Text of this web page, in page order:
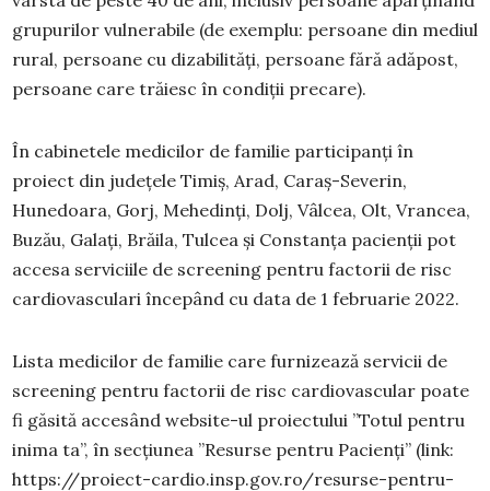
grupurilor vulnerabile (de exemplu: persoane din mediul
rural, persoane cu dizabilități, persoane fără adăpost,
persoane care trăiesc în condiții precare).
În cabinetele medicilor de familie participanți în
proiect din județele Timiș, Arad, Caraș-Severin,
Hunedoara, Gorj, Mehedinți, Dolj, Vâlcea, Olt, Vrancea,
Buzău, Galați, Brăila, Tulcea și Constanța pacienții pot
accesa serviciile de screening pentru factorii de risc
cardiovasculari începând cu data de 1 februarie 2022.
Lista medicilor de familie care furnizează servicii de
screening pentru factorii de risc cardiovascular poate
fi găsită accesând website-ul proiectului ”Totul pentru
inima ta”, în secțiunea ”Resurse pentru Pacienți” (link:
https://proiect-cardio.insp.gov.ro/resurse-pentru-